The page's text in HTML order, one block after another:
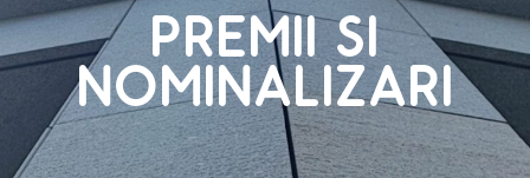
PREMII SI
NOMINALIZARI